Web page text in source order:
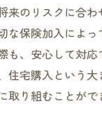
来のリスクに合
な保険加入によ
も、安心して対応
住宅購入という大
取り組むことがで